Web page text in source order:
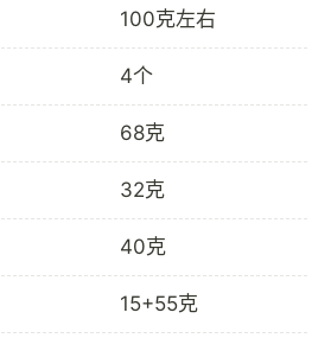
100克左右
4个
68克
32克
40克
15+55克